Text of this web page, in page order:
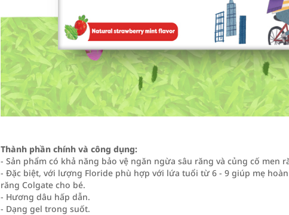
Thành phần chính và công dụng:
- Sản phẩm có khả năng bảo vệ ngăn ngừa sâu răng và củng cố men
- Đặc biệt, với lượng Floride phù hợp với lứa tuổi từ 6 - 9 giúp mẹ
răng Colgate cho bé.
- Hương dâu hấp dẫn.
- Dạng gel trong suốt.